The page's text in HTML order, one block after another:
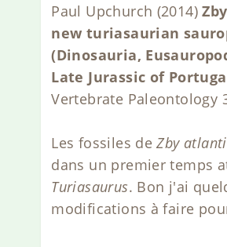
Paul Upchurch (2014)
new turiasaurian
(Dinosauria,
Late Jurassic of
Vertebrate Paleontology
Les fossiles deZby
dans un premier temps
Turiasaurus. Bon j'ai
modifications à faire